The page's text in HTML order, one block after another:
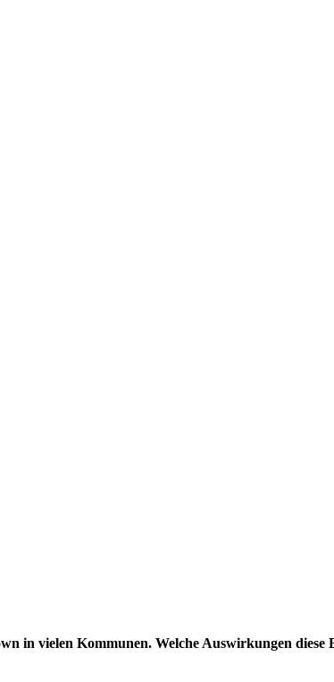
in vielen Kommunen. Welche Auswirkungen